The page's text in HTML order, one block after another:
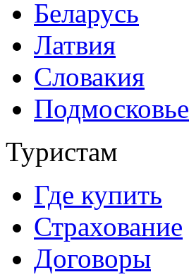
Беларусь
Латвия
Словакия
Подмосковье
Туристам
Где купить
Страхование
Договоры